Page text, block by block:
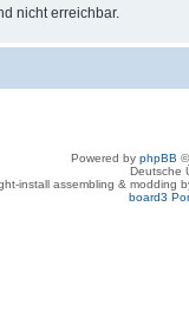
nicht erreichbar.
Powered by phpBB
Deutsche
install assembling & modding
board3